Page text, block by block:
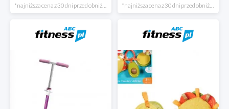
*najniższa cena z 30 dni przed obniżką *najniższa cena z 30 dni przed obniżką